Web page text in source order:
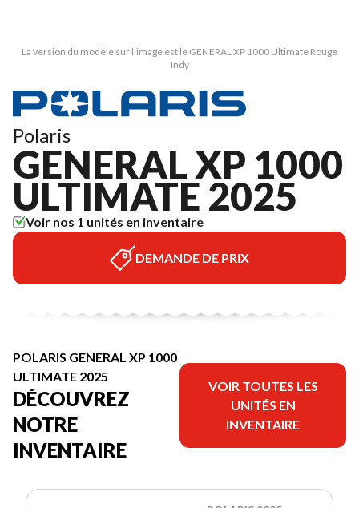
La version du modèle sur l'image est le GENERAL XP 1000 Ultimate Rouge
Indy
Polaris
GENERAL XP 1000
ULTIMATE 2025
Voir nos 1 unités en inventaire
DEMANDE DE PRIX
POLARIS GENERAL XP 1000
ULTIMATE 2025
DÉCOUVREZ
NOTRE
INVENTAIRE
VOIR TOUTES LES
UNITÉS EN
INVENTAIRE